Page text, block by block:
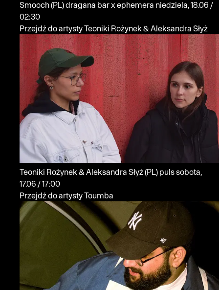
Smooch(PL)dragana bar x ephemera niedziela, 18.06 /
02:30
Przejdź do artysty Teoniki Rożynek & Aleksandra Słyż
Teoniki Rożynek & Aleksandra Słyż(PL) pulssobota,
17.06 / 17:00
Przejdź do artysty Toumba